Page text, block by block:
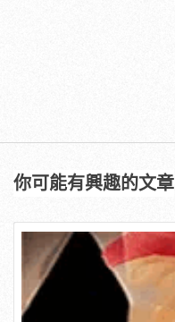
你可能有興趣的文章